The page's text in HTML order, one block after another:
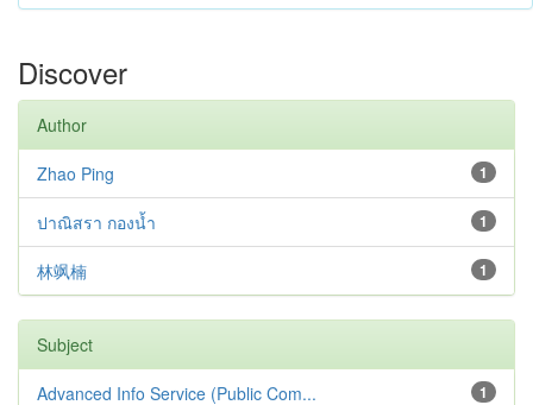
Discover
Author
1
Zhao Ping
1
ปาณิสรา กองน้ำ
1
林飒楠
Subject
1
Advanced Info Service (Public Com...